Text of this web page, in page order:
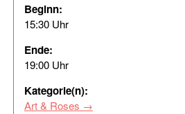
Beginn:
15:30 Uhr
Ende:
19:00 Uhr
Kategorie(n):
Art & Roses